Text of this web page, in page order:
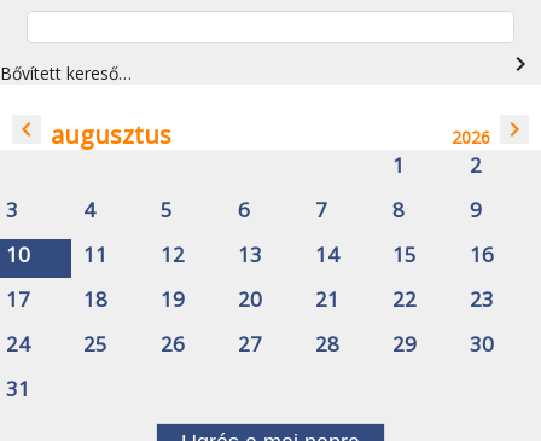
Bővített kereső… navigate_next
navigate_before augusztus 2026 navigate_next
1
2
3
4 5 6 7 8
9
10
11 12 13 14 15
16
17
18 19 20 21 22
23
24
25 26 27 28 29
30
31